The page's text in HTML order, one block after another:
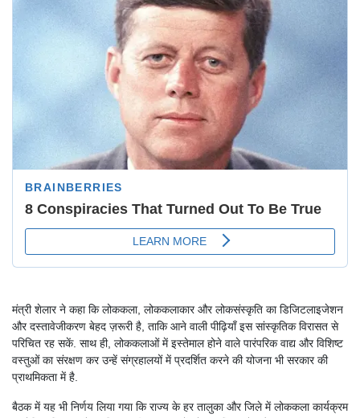
मंत्री शेलार ने कहा कि लोककला, लोककलाकार और लोकसंस्कृति का डिजिटलाइजेशन
और दस्तावेजीकरण बेहद ज़रूरी है, ताकि आने वाली पीढ़ियाँ इस सांस्कृतिक विरासत से
परिचित रह सकें. साथ ही, लोककलाओं में इस्तेमाल होने वाले पारंपरिक वाद्य और विशिष्ट
वस्तुओं का संरक्षण कर उन्हें संग्रहालयों में प्रदर्शित करने की योजना भी सरकार की
प्राथमिकता में है.
बैठक में यह भी निर्णय लिया गया कि राज्य के हर तालुका और जिले में लोककला कार्यक्रम